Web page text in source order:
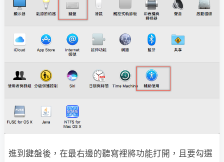
進到鍵盤後，在最右邊的聽寫裡將功能打開，且要勾選